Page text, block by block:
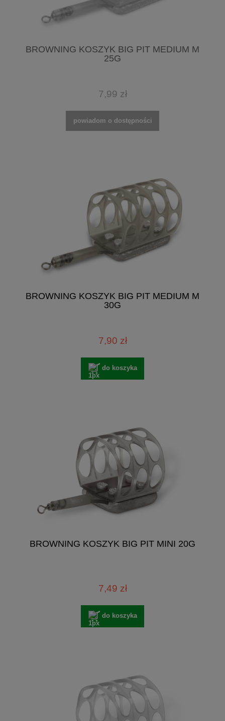
BROWNING KOSZYK BIG PIT MEDIUM M
25G
7,99 zł
powiadom o dostępności
BROWNING KOSZYK BIG PIT MEDIUM M
30G
7,90 zł
do koszyka
BROWNING KOSZYK BIG PIT MINI 20G
7,49 zł
do koszyka